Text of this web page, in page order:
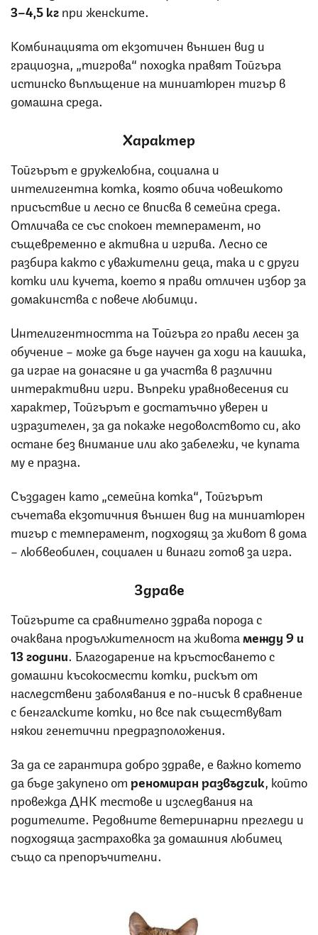
3–4,5 кгпри женските.
Комбинацията от екзотичен външен вид и
грациозна, „тигрова“ походка правят Тойгъра
истинско въплъщение на миниатюрен тигър в
домашна среда.
Характер
Тойгърът е дружелюбна, социална и
интелигентна котка, която обича човешкото
присъствие и лесно се вписва в семейна среда.
Отличава се със спокоен темперамент, но
същевременно е активна и игрива. Лесно се
разбира както с уважителни деца, така и с други
котки или кучета, което я прави отличен избор за
домакинства с повече любимци.
Интелигентността на Тойгъра го прави лесен за
обучение – може да бъде научен да ходи на каишка,
да играе на донасяне и да участва в различни
интерактивни игри. Въпреки уравновесения си
характер, Тойгърът е достатъчно уверен и
изразителен, за да покаже недоволството си, ако
остане без внимание или ако забележи, че купата
му е празна.
Създаден като „семейна котка“, Тойгърът
съчетава екзотичния външен вид на миниатюрен
тигър с темперамент, подходящ за живот в дома
– любвеобилен, социален и винаги готов за игра.
Здраве
Тойгърите са сравнително здрава порода с
очаквана продължителност на животамежду 9 и
13 години. Благодарение на кръстосването с
домашни късокосмести котки, рискът от
наследствени заболявания е по-нисък в сравнение
с бенгалските котки, но все пак съществуват
някои генетични предразположения.
За да се гарантира добро здраве, е важно котето
да бъде закупено от реномиран развъдчик , който
провежда ДНК тестове и изследвания на
родителите. Редовните ветеринарни прегледи и
подходяща застраховка за домашния любимец
също са препоръчителни.